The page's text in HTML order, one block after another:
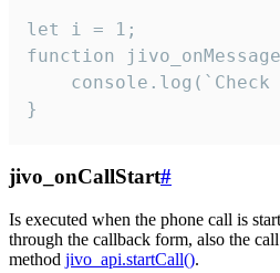
let i = 1;
function
}
jivo_onCallStart#
Is executed when the phone call is
through the callback form, also the
method jivo_api.startCall().